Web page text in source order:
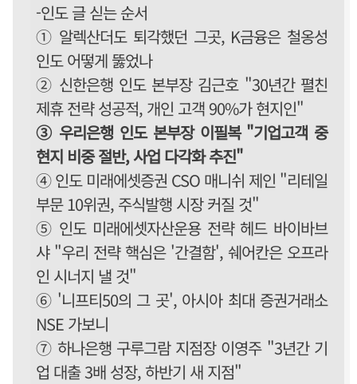
-인도 글 싣는 순서
① 알렉산더도 퇴각했던 그곳, K금융은 철옹성
인도 어떻게 뚫었나
② 신한은행 인도 본부장 김근호 "30년간 펼친
제휴 전략 성공적, 개인 고객 90%가 현지인"
③ 우리은행 인도 본부장 이필복 "기업고객 중
현지 비중 절반, 사업 다각화 추진"
④ 인도 미래에셋증권 CSO 매니쉬 제인 "리테일
부문 10위권, 주식발행 시장 커질 것"
⑤ 인도 미래에셋자산운용 전략 헤드 바이바브
샤 "우리 전략 핵심은 '간결함', 쉐어칸은 오프라
인 시너지 낼 것"
⑥ '니프티50의 그 곳', 아시아 최대 증권거래소
NSE 가보니
⑦ 하나은행 구루그람 지점장 이영주 "3년간 기
업 대출 3배 성장, 하반기 새 지점"